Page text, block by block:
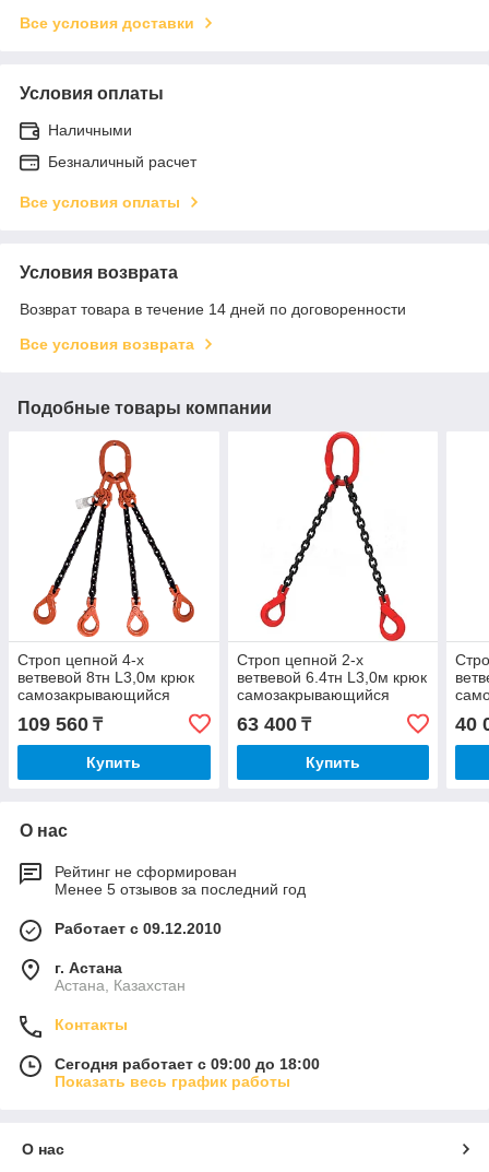
Все условия доставки
Условия оплаты
Наличными
Безналичный расчет
Все условия оплаты
Условия возврата
Возврат товара в течение 14 дней по договоренности
Все условия возврата
Подобные товары компании
Строп цепной 4-х
ветвевой 8тн L3,0м крюк
самозакрывающийся
109 560 ₸
Купить
Строп цепной 2-х
ветвевой 6.4тн L3,0м крюк
самозакрывающийся
63 400₸
Купить
40
О нас
Рейтинг не сформирован
Менее 5 отзывов за последний год
Работает с 09.12.2010
г. Астана
Астана, Казахстан
Контакты
Сегодня работает с 09:00 до 18:00
Показать весь график работы
О нас